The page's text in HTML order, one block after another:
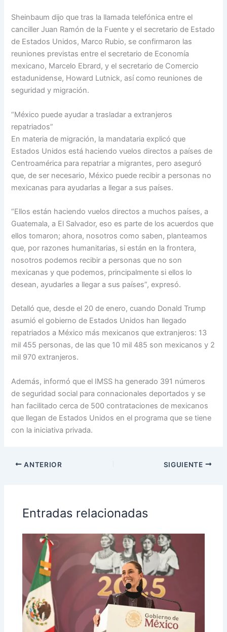
Sheinbaum dijo que tras la llamada telefónica entre el
canciller Juan Ramón de la Fuente y el secretario de Estado
de Estados Unidos, Marco Rubio, se confirmaron las
reuniones previstas entre el secretario de Economía
mexicano, Marcelo Ebrard, y el secretario de Comercio
estadunidense, Howard Lutnick, así como reuniones de
seguridad y migración.
“México puede ayudar a trasladar a extranjeros
repatriados”
En materia de migración, la mandataria explicó que
Estados Unidos está haciendo vuelos directos a países de
Centroamérica para repatriar a migrantes, pero aseguró
que, de ser necesario, México puede recibir a personas no
mexicanas para ayudarlas a llegar a sus países.
“Ellos están haciendo vuelos directos a muchos países, a
Guatemala, a El Salvador, eso es parte de los acuerdos que
ellos tomaron; ahora, nosotros como saben, planteamos
que, por razones humanitarias, si están en la frontera,
nosotros podemos recibir a personas que no son
mexicanas y que podemos, principalmente si ellos lo
desean, ayudarles a llegar a sus países”, expresó.
Detalló que, desde el 20 de enero, cuando Donald Trump
asumió el gobierno de Estados Unidos han llegado
repatriados a México más mexicanos que extranjeros: 13
mil 455 personas, de las que 10 mil 485 son mexicanos y 2
mil 970 extranjeros.
Además, informó que el IMSS ha generado 391 números
de seguridad social para connacionales deportados y se
han facilitado cerca de 500 contrataciones de mexicanos
que llegan de Estados Unidos en el programa que se tiene
con la iniciativa privada.
ANTERIOR SIGUIENTE
Entradas relacionadas